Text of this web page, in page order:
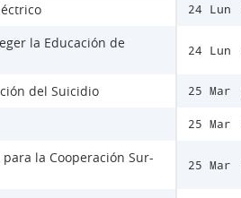
la Educación de
del Suicidio
la Cooperación Sur-
24 Lun
24 Lun
25 Mar
25 Mar
25 Mar